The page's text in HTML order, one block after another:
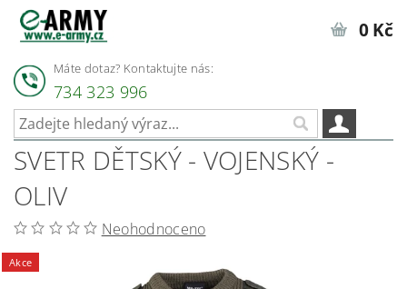
Máte dotaz? Kontaktujte nás:
734 323 996
0 Kč
SVETR DĚTSKÝ - VOJENSKÝ -
OLIV
Neohodnoceno
Akce